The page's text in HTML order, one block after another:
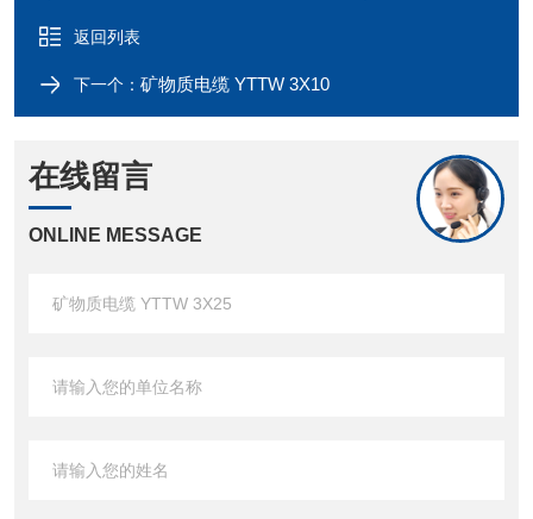
返回列表
下一个： 矿物质电缆 YTTW 3X10
在线留言
ONLINE MESSAGE